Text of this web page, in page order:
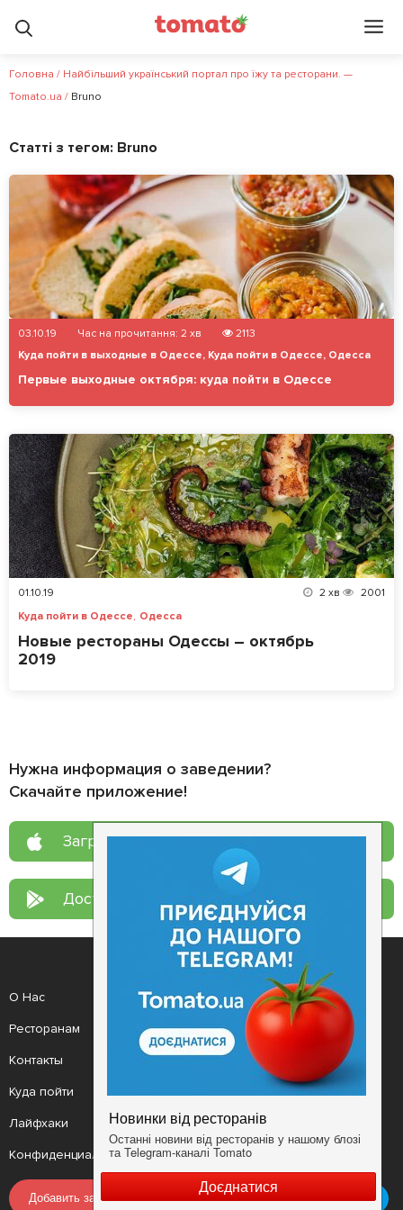
Головна / Найбільший український портал про їжу та ресторани. —
Tomato.ua / Bruno
Статті з тегом: Bruno
03.10.19 Час на прочитання: 2 хв
2113
Куда пойти в выходные в Одессе, Куда пойти в Одессе, Одесса
Первые выходные октября: куда пойти в Одессе
01.10.19 2 хв
2001
Куда пойти в Одессе, Одесса
Новые рестораны Одессы – октябрь
2019
Нужна информация о заведении?
Скачайте приложение!
Загрузите в App Store
Доступно в Google Play
О Нас
Ресторанам
Контакты
Куда пойти
Лайфхаки
Конфиденциальность
Рецепт дня
Новости
Анонсы
Мобильное приложение
Условия
Добавить заведение